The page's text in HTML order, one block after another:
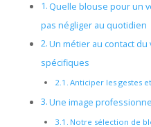
Quelle blouse pour un
pas négliger au quotidien
Un métier au contact du
spécifiques
Anticiper les gestes
Une image
Notre sélection de